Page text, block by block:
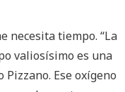
necesita tiempo. “La
valiosísimo es una
Ese oxígeno